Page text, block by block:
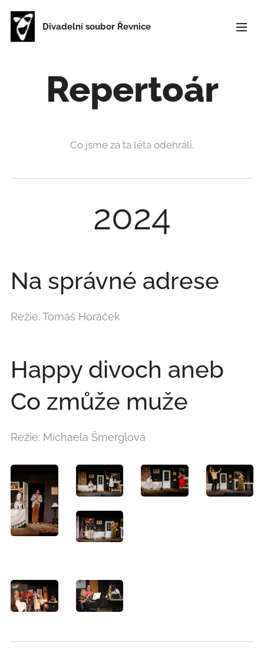
Divadelní soubor Řevnice
Repertoár
Co jsme za ta léta odehráli.
2024
Na správné adrese
Režie: Tomáš Horáček
Happy divoch aneb
Co zmůže muže
Režie: Michaela Šmerglová